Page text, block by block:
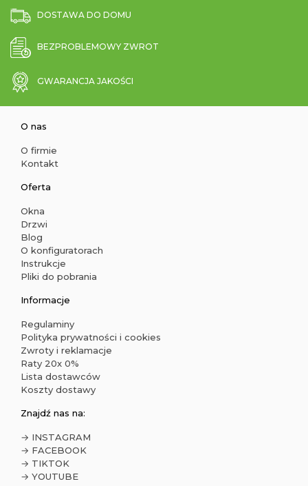
DOSTAWA DO DOMU
BEZPROBLEMOWY ZWROT
GWARANCJA JAKOŚCI
O nas
O firmie
Kontakt
Oferta
Okna
Drzwi
Blog
O konfiguratorach
Instrukcje
Pliki do pobrania
Informacje
Regulaminy
Polityka prywatności i cookies
Zwroty i reklamacje
Raty 20x 0%
Lista dostawców
Koszty dostawy
Znajdź nas na:
→ INSTAGRAM
→ FACEBOOK
→ TIKTOK
→ YOUTUBE